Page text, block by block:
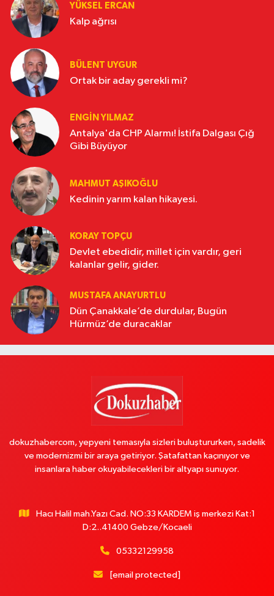
YÜKSEL ERCAN
Kalp ağrısı
BÜLENT UYGUR
Ortak bir aday gerekli mi?
ENGİN YILMAZ
Antalya'da CHP Alarmı! İstifa Dalgası Çığ
Gibi Büyüyor
MAHMUT AŞIKOĞLU
Kedinin yarım kalan hikayesi.
KORAY TOPÇU
Devlet ebedidir, millet için vardır, geri
kalanlar gelir, gider.
MUSTAFA ANAYURTLU
Dün Çanakkale’de durdular, Bugün
Hürmüz’de duracaklar
dokuzhabercom, yepyeni temasıyla sizleri buluştururken, sadelik
ve modernizmi bir araya getiriyor. Şatafattan kaçınıyor ve
insanlara haber okuyabilecekleri bir altyapı sunuyor.
Hacı Halil mah.Yazı Cad. NO:33 KARDEM iş merkezi Kat:1
D:2..41400 Gebze/Kocaeli
05332129958
[email protected]